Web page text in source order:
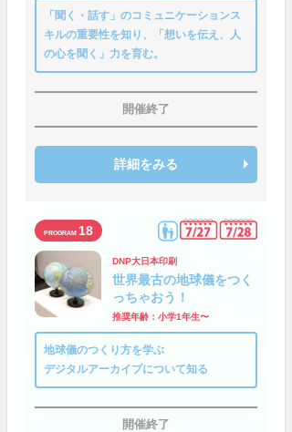
「聞く・話す」のコミュニケーションス
キルの重要性を知り、「想いを伝え、人
の心を聞く」力を育む。
開催終了
詳細をみる
18
DNP大日本印刷
世界最古の地球儀をつく
っちゃおう！
推奨年齢：小学1年生〜
地球儀のつくり方を学ぶ
デジタルアーカイブについて知る
開催終了